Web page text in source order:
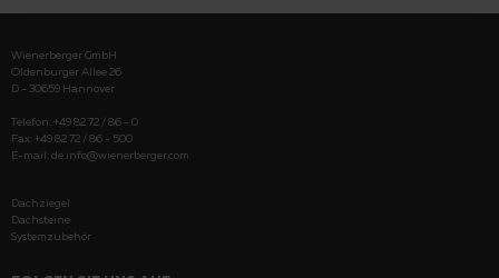
Wienerberger GmbH
Oldenburger Allee 26
D - 30659 Hannover
Telefon: +49 82 72 / 86 - 0
Fax: +49 82 72 / 86 - 500
E-mail: de.info@wienerberger.com
Dachziegel
Dachsteine
Systemzubehör